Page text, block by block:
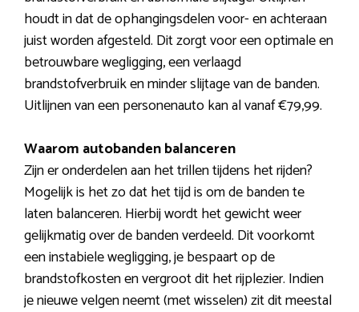
houdt in dat de ophangingsdelen voor- en achteraan
juist worden afgesteld. Dit zorgt voor een optimale en
betrouwbare wegligging, een verlaagd
brandstofverbruik en minder slijtage van de banden.
Uitlijnen van een personenauto kan al vanaf €79,99.
Waarom autobanden balanceren
Zijn er onderdelen aan het trillen tijdens het rijden?
Mogelijk is het zo dat het tijd is om de banden te
laten balanceren. Hierbij wordt het gewicht weer
gelijkmatig over de banden verdeeld. Dit voorkomt
een instabiele wegligging, je bespaart op de
brandstofkosten en vergroot dit het rijplezier. Indien
je nieuwe velgen neemt (met wisselen) zit dit meestal